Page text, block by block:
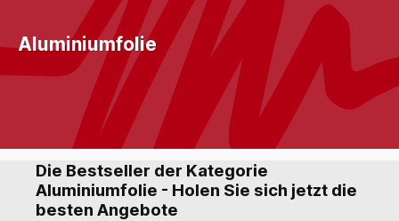
Aluminiumfolie
Die Bestseller der Kategorie
Aluminiumfolie - Holen Sie sich jetzt die
besten Angebote